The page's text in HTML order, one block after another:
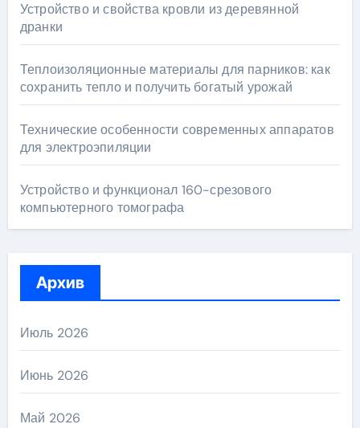
Устройство и свойства кровли из деревянной
дранки
Теплоизоляционные материалы для парников: как
сохранить тепло и получить богатый урожай
Технические особенности современных аппаратов
для электроэпиляции
Устройство и функционал 160-срезового
компьютерного томографа
Архив
Июль 2026
Июнь 2026
Май 2026